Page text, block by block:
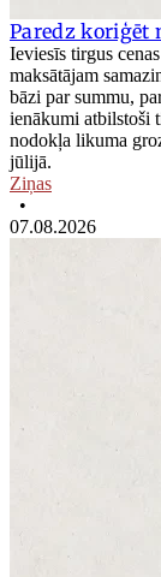
Paredz koriģēt
Ieviesīs tirgus
maksātājam
bāzi par summu,
ienākumi atbilstoši
nodokļa likuma
jūlijā.
Ziņas
•
07.08.2026